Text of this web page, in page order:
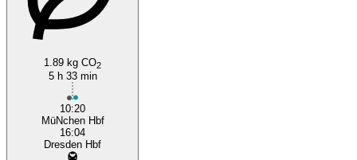
1.89 kg CO2
5 h 33 min
10:20
MüNchen Hbf
16:04
Dresden Hbf